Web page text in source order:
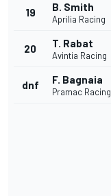
19 B. Smith
Aprilia Racing
20 T. Rabat
Avintia Racing
dnf F. Bagnaia
Pramac Racing